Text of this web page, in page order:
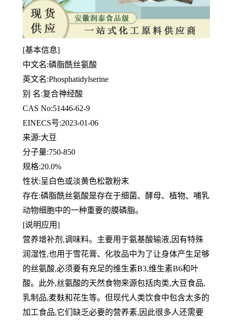
[基本信息]
中文名:磷脂酰丝氨酸
英文名:Phosphatidylserine
别 名:复合神经酸
CAS No:51446-62-9
EINECS号:2023-01-06
来源:大豆
分子量:750-850
规格:20.0%
性状:呈白色或淡黄色松散粉末
存在:磷脂酰丝氨酸是存在于细菌、酵母、植物、哺乳
动物细胞中的一种重要的膜磷脂。
[说明应用]
营养增补剂,调味料。主要用于氨基酸输液,因有特殊
润湿性,也用于雪花膏、化妆品中为了让身体产生足够
的丝氨酸,必须要有充足的维生素B3,维生素B6和叶
酸。此外,丝氨酸的天然食物来源包括肉类,大豆食品,
乳制品,麦麸和花生等。但现代人类饮食中包含太多的
加工食品,它们缺乏必要的营养素,因此很多人还需要